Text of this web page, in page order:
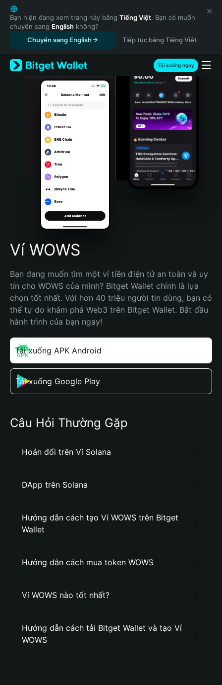
English
日本語
Tiếng Việt
Русский
Español (Latinoamérica)
Türkçe
Italiano
Português (Portugal)
Bahasa Indonesia
Português (Brasil)
Español (Argentina)
Bạn hiện đang xem trang này bằng Tiếng Việt. Bạn có muốn
chuyển sang English không?
Chuyển sang English
Tiếp tục bằng Tiếng Việt
Tải xuống ngay
Ví WOWS
Bạn đang muốn tìm một ví tiền điện tử an toàn và uy
tín cho WOWS của mình? Bitget Wallet chính là lựa
chọn tốt nhất. Với hơn 40 triệu người tin dùng, bạn có
thể tự do khám phá Web3 trên Bitget Wallet. Bắt đầu
hành trình của bạn ngay!
Tải xuống APK Android
Tải xuống Google Play
Câu Hỏi Thường Gặp
Hoán đổi trên Ví Solana
DApp trên Solana
Hướng dẫn cách tạo Ví WOWS trên Bitget
Wallet
Hướng dẫn cách mua token WOWS
Ví WOWS nào tốt nhất?
Hướng dẫn cách tải Bitget Wallet và tạo Ví
WOWS